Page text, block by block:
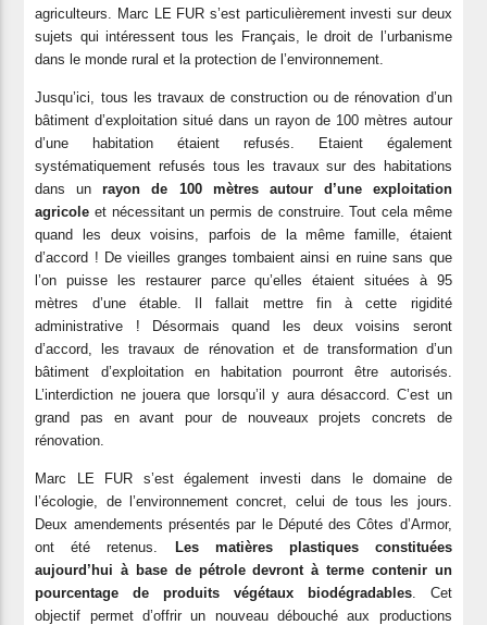
agriculteurs. Marc LE FUR s’est particulièrement investi sur deux
sujets qui intéressent tous les Français, le droit de l’urbanisme
dans le monde rural et la protection de l’environnement.
Jusqu’ici, tous les travaux de construction ou de rénovation d’un
bâtiment d’exploitation situé dans un rayon de 100 mètres autour
d’une habitation étaient refusés. Etaient également
systématiquement refusés tous les travaux sur des habitations
dans unrayon de 100 mètres autour d’une exploitation
agricole et nécessitant un permis de construire. Tout cela même
quand les deux voisins, parfois de la même famille, étaient
d’accord ! De vieilles granges tombaient ainsi en ruine sans que
l’on puisse les restaurer parce qu’elles étaient situées à 95
mètres d’une étable. Il fallait mettre fin à cette rigidité
administrative ! Désormais quand les deux voisins seront
d’accord, les travaux de rénovation et de transformation d’un
bâtiment d’exploitation en habitation pourront être autorisés.
L’interdiction ne jouera que lorsqu’il y aura désaccord. C’est un
grand pas en avant pour de nouveaux projets concrets de
rénovation.
Marc LE FUR s’est également investi dans le domaine de
l’écologie, de l’environnement concret, celui de tous les jours.
Deux amendements présentés par le Député des Côtes d’Armor,
ont été retenus. Les matières plastiques constituées
aujourd’hui à base de pétrole devront à terme contenir un
pourcentage de produits végétaux biodégradables. Cet
objectif permet d’offrir un nouveau débouché aux productions